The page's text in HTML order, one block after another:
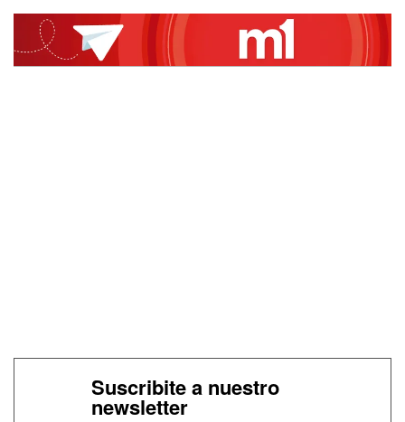
Suscribite a nuestro
newsletter